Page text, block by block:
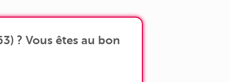
? Vous êtes au bon